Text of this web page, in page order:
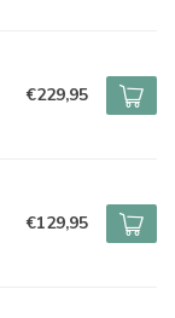
€229,95
€129,95